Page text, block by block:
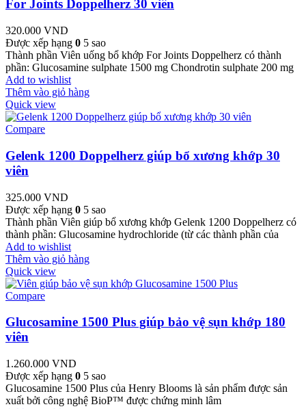
For Joints Doppelherz 30 viên
320.000 VND
Được xếp hạng 0 5 sao
Thành phần Viên uống bổ khớp For Joints Doppelherz có thành
phần: Glucosamine sulphate 1500 mg Chondrotin sulphate 200 mg
Add to wishlist
Thêm vào giỏ hàng
Quick view
Compare
Gelenk 1200 Doppelherz giúp bổ xương khớp 30
viên
325.000 VND
Được xếp hạng 0 5 sao
Thành phần Viên giúp bổ xương khớp Gelenk 1200 Doppelherz có
thành phần: Glucosamine hydrochloride (từ các thành phần của
Add to wishlist
Thêm vào giỏ hàng
Quick view
Compare
Glucosamine 1500 Plus giúp bảo vệ sụn khớp 180
viên
1.260.000 VND
Được xếp hạng 0 5 sao
Glucosamine 1500 Plus của Henry Blooms là sản phẩm được sản
xuất bởi công nghệ BioP™ được chứng minh lâm